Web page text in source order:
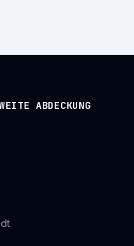
ABDECKUNG